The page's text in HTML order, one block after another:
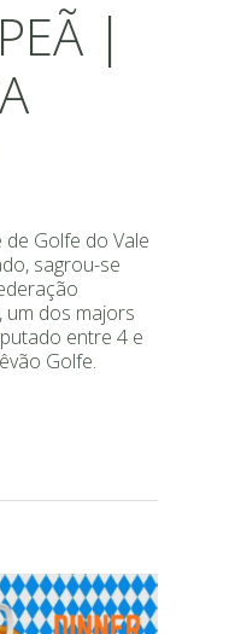
|
Golfe do Vale
sagrou-se
um dos majors
entre 4 e
Golfe.